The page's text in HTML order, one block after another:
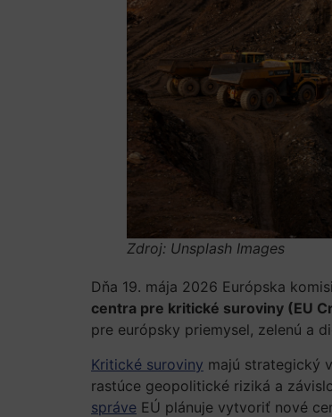
Zdroj: Unsplash Images
Dňa 19. mája 2026 Európska
centra pre kritické suroviny (EU
pre európsky priemysel, zelenú a
Kritické suroviny majú strategický
rastúce geopolitické riziká a
správe EÚ plánuje vytvoriť nové